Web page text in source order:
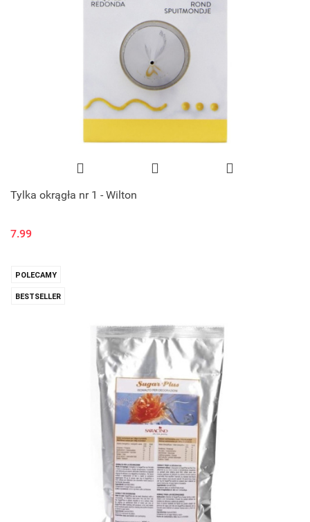
Tylka okrągła nr 1 - Wilton
7.99
POLECAMY
BESTSELLER